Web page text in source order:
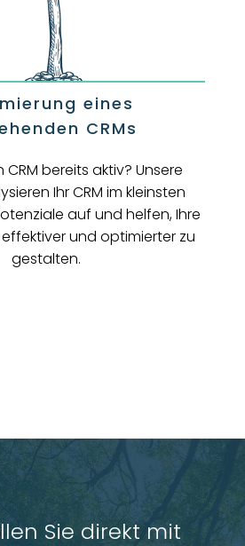
eines
CRMs
CRM bereits aktiv? Unsere
Ihr CRM im kleinsten
auf und helfen, Ihre
und optimierter zu
gestalten.
Sie direkt mit